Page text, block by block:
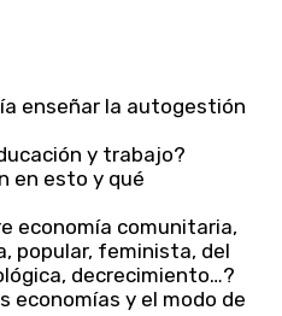
enseñar la autogestión
y trabajo?
en esto y qué
economía comunitaria,
popular, feminista, del
decrecimiento…?
economías y el modo de